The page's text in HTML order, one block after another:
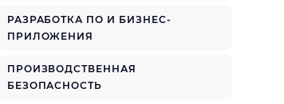
РАЗРАБОТКА ПО И БИЗНЕС-
ПРИЛОЖЕНИЯ
ПРОИЗВОДСТВЕННАЯ
БЕЗОПАСНОСТЬ